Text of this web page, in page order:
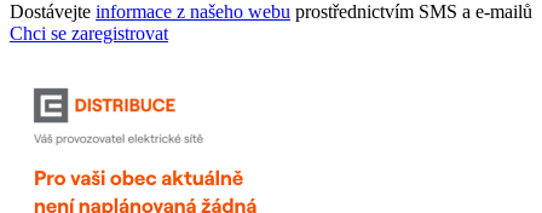
Dostávejte informace z našeho webu prostřednictvím SMS a e-mailů
Chci se zaregistrovat